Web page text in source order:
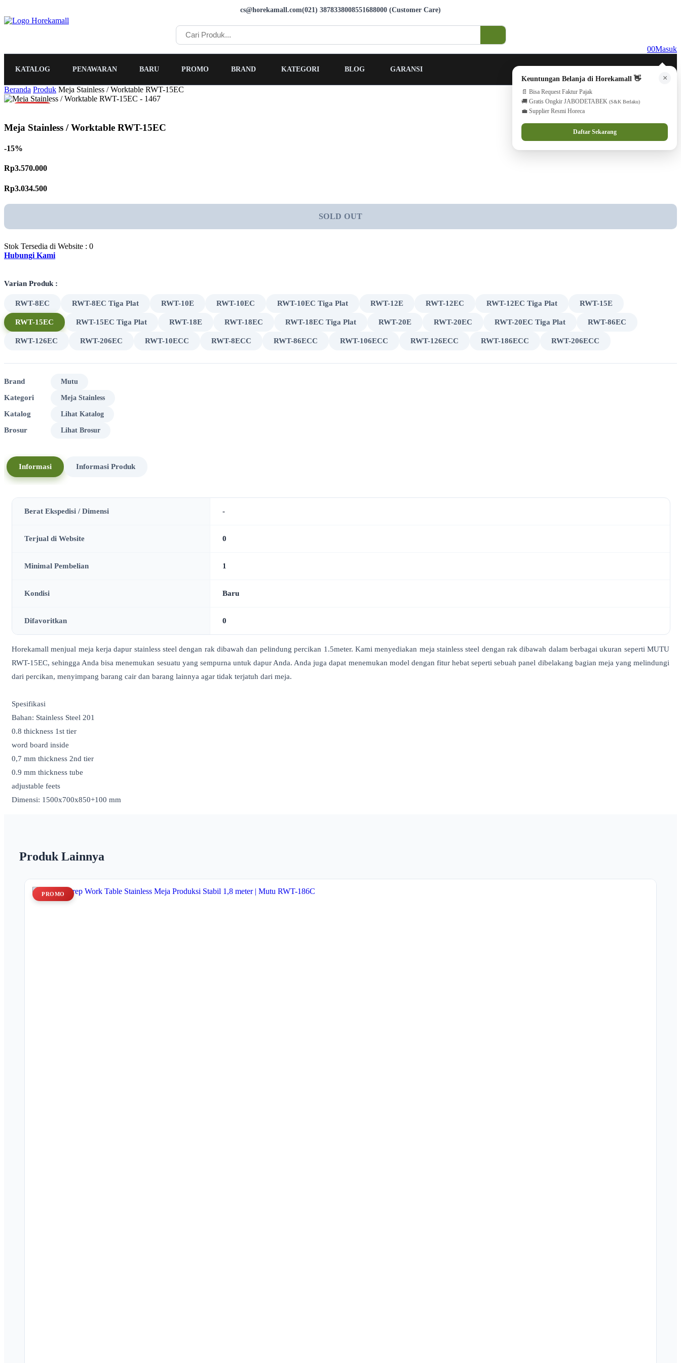
cs@horekamall.com(021) 3878338008551688000 (Customer Care)
00Masuk
×
Keuntungan Belanja di Horekamall 👋
📄 Bisa Request Faktur Pajak
🚚 Gratis Ongkir JABODETABEK (S&K Berlaku)
💼 Supplier Resmi Horeca
Daftar Sekarang
KATALOG PENAWARAN BARU PROMO BRAND KATEGORI BLOG GARANSI
Beranda Produk Meja Stainless / Worktable RWT-15EC
Meja Stainless / Worktable RWT-15EC
-15%
Rp3.570.000
Rp3.034.500
SOLD OUT
Stok Tersedia di Website : 0
Hubungi Kami
Varian Produk :
RWT-8EC RWT-8EC Tiga Plat RWT-10E RWT-10EC RWT-10EC Tiga Plat RWT-12E RWT-12EC RWT-12EC Tiga Plat RWT-15E
RWT-15EC RWT-15EC Tiga Plat RWT-18E RWT-18EC RWT-18EC Tiga Plat RWT-20E RWT-20EC RWT-20EC Tiga Plat RWT-86EC
RWT-126EC RWT-206EC RWT-10ECC RWT-8ECC RWT-86ECC RWT-106ECC RWT-126ECC RWT-186ECC RWT-206ECC
Brand Mutu
Kategori Meja Stainless
Katalog Lihat Katalog
Brosur Lihat Brosur
Informasi Informasi Produk
Berat Ekspedisi / Dimensi -
Terjual di Website 0
Minimal Pembelian 1
Kondisi Baru
Difavoritkan 0
Horekamall menjual meja kerja dapur stainless steel dengan rak dibawah dan pelindung percikan 1.5meter. Kami menyediakan meja stainless steel dengan rak dibawah dalam berbagai ukuran seperti MUTU
RWT-15EC, sehingga Anda bisa menemukan sesuatu yang sempurna untuk dapur Anda. Anda juga dapat menemukan model dengan fitur hebat seperti sebuah panel dibelakang bagian meja yang melindungi
dari percikan, menyimpang barang cair dan barang lainnya agar tidak terjatuh dari meja.
Spesifikasi
Bahan: Stainless Steel 201
0.8 thickness 1st tier
word board inside
0,7 mm thickness 2nd tier
0.9 mm thickness tube
adjustable feets
Dimensi: 1500x700x850+100 mm
Produk Lainnya
PROMO